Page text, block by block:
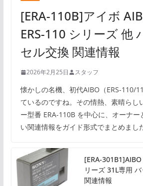
[ERA-110B]アイボ
ERS-110 シリーズ 他
セル交換 関連情報
2026年2月25日 スタッフ
懐かしの名機、初代AIBO（ERS-110/
ているのですね。その情熱、素晴らし
ー型番 ERA-110B を中心に、オーナー
い関連情報をガイド形式でまとめまし
[ERA-
リーズ 31L専用
関連情報